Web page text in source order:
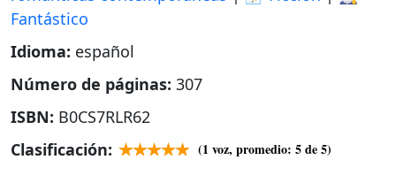
Fantástico
Idioma: español
Número de páginas: 307
ISBN: B0CS7RLR62
Clasificación:
(1 voz, promedio: 5de 5)